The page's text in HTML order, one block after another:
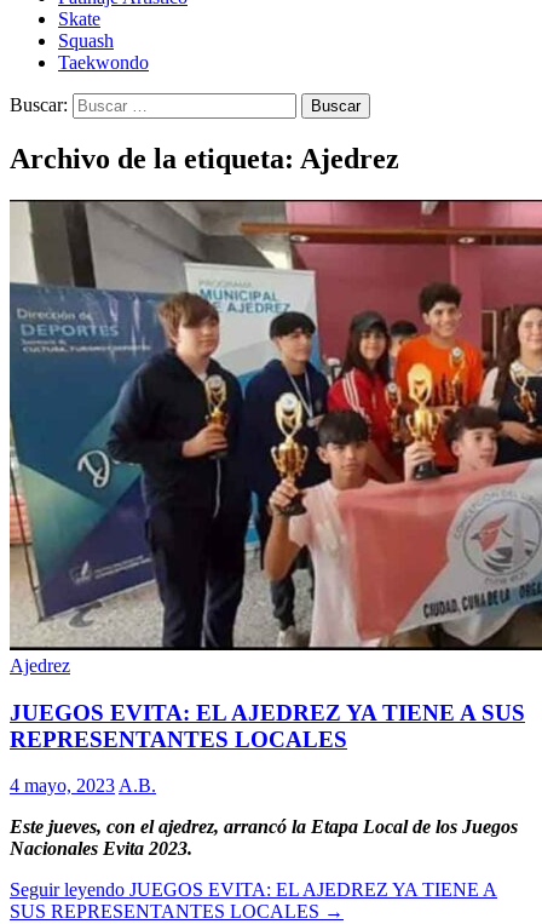
Skate
Squash
Taekwondo
Buscar:
Archivo de la etiqueta: Ajedrez
Ajedrez
JUEGOS EVITA: EL AJEDREZ YA TIENE A SUS
REPRESENTANTES LOCALES
4 mayo, 2023 A.B.
Este jueves, con el ajedrez, arrancó la Etapa Local de los Juegos
Nacionales Evita 2023.
Seguir leyendo JUEGOS EVITA: EL AJEDREZ YA TIENE A
SUS REPRESENTANTES LOCALES →